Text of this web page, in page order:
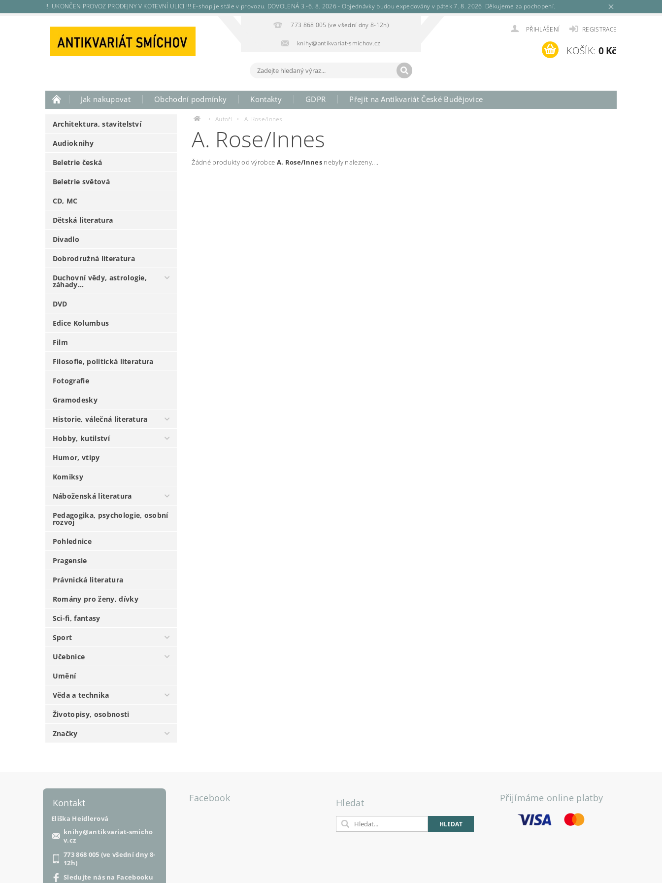
!!! UKONČEN PROVOZ PRODEJNY V KOTEVNÍ ULICI !!! E-shop je stále v provozu. DOVOLENÁ 3.-6. 8. 2026 - Objednávky budou expedovány v pátek 7. 8. 2026. Děkujeme za pochopení.
773 868 005 (ve všední dny 8-12h)
knihy@antikvariat-smichov.cz
PŘIHLÁŠENÍ REGISTRACE
KOŠÍK: 0 Kč
Jak nakupovat Obchodní podmínky Kontakty GDPR Přejít na Antikvariát České Budějovice
Architektura, stavitelství
Audioknihy
Beletrie česká
Beletrie světová
CD, MC
Dětská literatura
Divadlo
Dobrodružná literatura
Duchovní vědy, astrologie,
záhady...
DVD
Edice Kolumbus
Film
Filosofie, politická literatura
Fotografie
Gramodesky
Historie, válečná literatura
Hobby, kutilství
Humor, vtipy
Komiksy
Náboženská literatura
Pedagogika, psychologie, osobní
rozvoj
Pohlednice
Pragensie
Právnická literatura
Romány pro ženy, dívky
Sci-fi, fantasy
Sport
Učebnice
Umění
Věda a technika
Životopisy, osobnosti
Značky
Autoři A. Rose/Innes
A. Rose/Innes
Žádné produkty od výrobce A. Rose/Innesnebyly nalezeny....
Kontakt
Eliška Heidlerová
knihy@antikvariat-smicho
v.cz
773 868 005 (ve všední dny 8-
12h)
Sledujte nás na Facebooku
Facebook Hledat Přijímáme online platby